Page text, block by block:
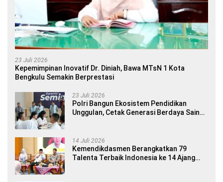
23 Juli 2026
Kepemimpinan Inovatif Dr. Diniah, Bawa MTsN 1 Kota
Bengkulu Semakin Berprestasi
23 Juli 2026
Polri Bangun Ekosistem Pendidikan
Unggulan, Cetak Generasi Berdaya Saing
14 Juli 2026
Kemendikdasmen Berangkatkan 79
Talenta Terbaik Indonesia ke 14 Ajang